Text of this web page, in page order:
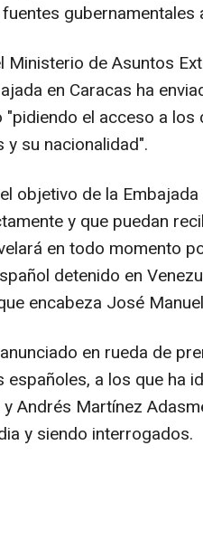
gubernamentales
Ministerio de Asuntos
en Caracas ha
"pidiendo el acceso a
y su nacionalidad".
objetivo de la
y que puedan
en todo momento
detenido en
encabeza José
en rueda de
españoles, a los que ha
Andrés Martínez
y siendo interrogados.